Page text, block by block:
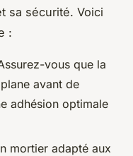
sa sécurité. Voici
:
vous que la
avant de
adhésion optimale
mortier adapté aux